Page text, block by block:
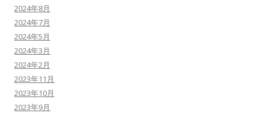
2024年8月
2024年7月
2024年5月
2024年3月
2024年2月
2023年11月
2023年10月
2023年9月